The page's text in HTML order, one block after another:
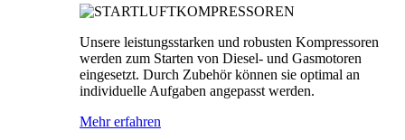
Unsere leistungsstarken und robusten Kompressoren
werden zum Starten von Diesel- und Gasmotoren
eingesetzt. Durch Zubehör können sie optimal an
individuelle Aufgaben angepasst werden.
Mehr erfahren